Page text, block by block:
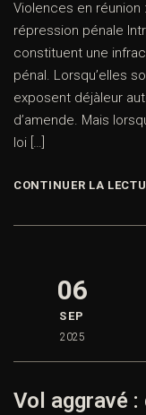
Violences en
répression pénale
constituent une
pénal. Lorsqu’elles
exposent déjàleur
d’amende. Mais
loi […]
CONTINUER LA
06
SEP
2025
Vol aggravé